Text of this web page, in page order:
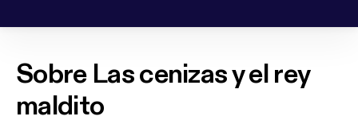
Sobre Las cenizas y el rey
maldito